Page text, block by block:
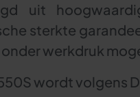
uit
sterkte
werkdruk
wordt volgens